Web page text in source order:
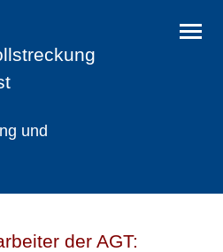
und
der AGT: